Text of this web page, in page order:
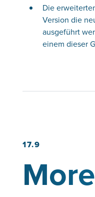
Die
Version die
ausgeführt
einem dieser
17.9